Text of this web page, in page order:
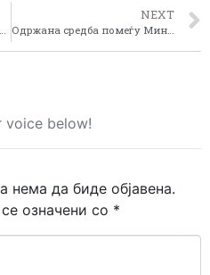
NEXT
Одржана средба помеѓу Министерството за информатичко општество, претставници на УСАИД проектот за основно образование (ПЕП) со претставници на општините и основните училишта од Пелагонискиот плански регион
voice below!
нема да биде објавена.
означени со *